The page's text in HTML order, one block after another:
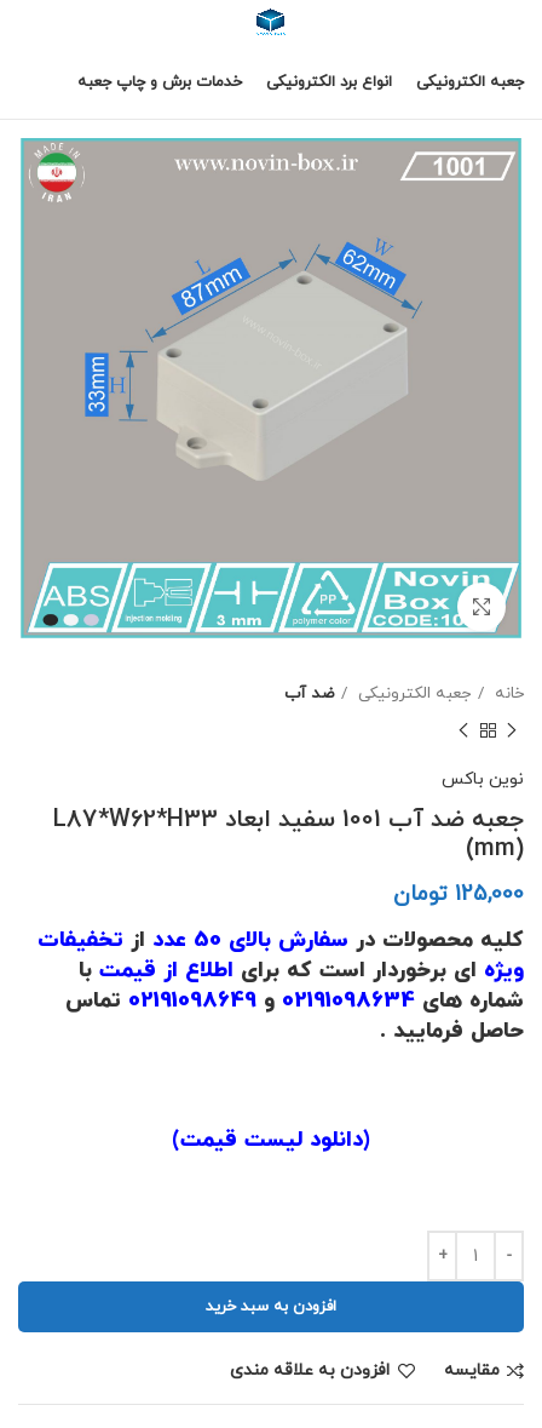
جعبه الکترونیکی انواع برد الکترونیکی خدمات برش و چاپ جعبه
برای بزرگنمایی کلیک کنید
خانه جعبه الکترونیکی ضد آب
نوین باکس
جعبه ضد آب 1001 سفید ابعاد L87*W62*H33
(mm)
تومان
کلیه محصولات در سفارش بالای 50 عدد از تخفیفات
ویژه ای برخوردار است که برای اطلاع از قیمت با
شماره های
و 02191098649 تماس
حاصل فرمایید .
(دانلود لیست قیمت)
افزودن به سبد خرید
مقايسه افزودن به علاقه مندی